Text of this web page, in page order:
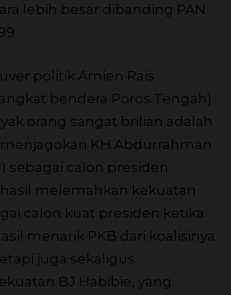
lebih besar dibanding PAN
politik Amien Rais
bendera Poros Tengah)
orang sangat brilian adalah
KH Abdurrahman
) sebagai calon presiden.
melemahkan kekuatan
calon kuat presiden ketika
menarik PKB dari koalisinya
juga sekaligus
BJ Habibie, yang